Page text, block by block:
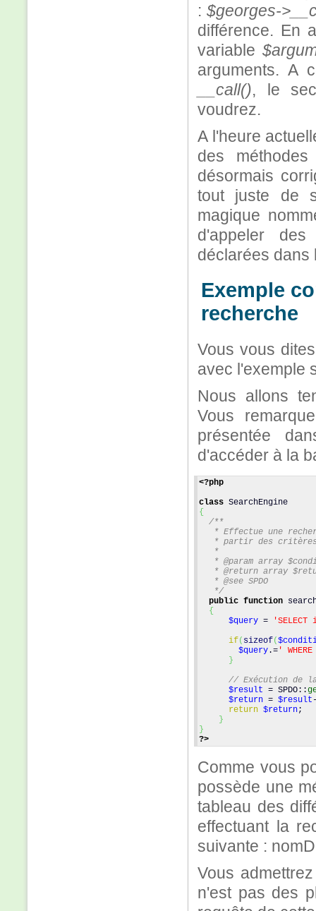
: $georges-
différence. En
variable
arguments. A
__call(), le
voudrez.
A l'heure
des
désormais
tout juste de
magique
d'appeler
déclarées dans
Exemple
recherche
Vous vous
avec l'exemple
Nous allons
Vous
présentée
d'accéder à la
<?php
class SearchEngine
{
/**
* Effectue une
* partir des
   *
* @param array
* @return array
   * @see SPDO
   */
public function
{
$query =
if( sizeof(
$query .= '
}
// Exécution de la
$result = SPDO::
$return = $result
return $return;
}
}
?>
Comme vous
possède une
tableau des
effectuant la
suivante :
Vous
n'est pas des